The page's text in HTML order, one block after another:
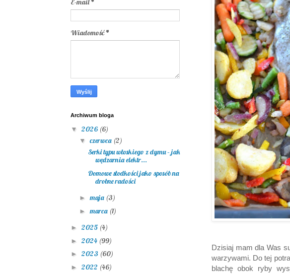
Dzisiaj mam dla Was
warzywami. Do tej
blachę obok ryby
E-mail*
Wiadomość*
Archiwum bloga
▼ 2026 (6)
▼czerwca (2)
Serki typu włoskiego z dymu – jak
wędzarnia elektr...
Domowe słodkości jako sposób na
drobne radości
►maja (3)
► marca (1)
► 2025 (4)
► 2024 (99)
► 2023 (60)
► 2022 (46)